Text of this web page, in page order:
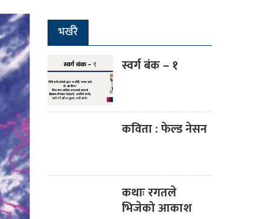
भर्खरै
स्वर्ग बंक – १
कविता : फेल्ड नेसन
कथाः रगतले
भिजेको आकाश